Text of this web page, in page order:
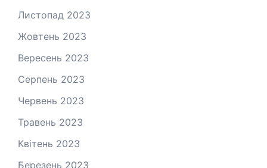
Листопад 2023
Жовтень 2023
Вересень 2023
Серпень 2023
Червень 2023
Травень 2023
Квітень 2023
Березень 2023